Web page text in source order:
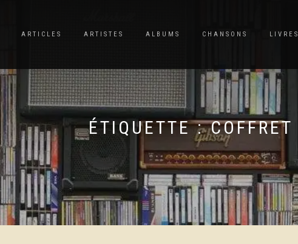
ARTICLES ARTISTES ALBUMS CHANSONS LIVRES
ÉTIQUETTE :COFFRET